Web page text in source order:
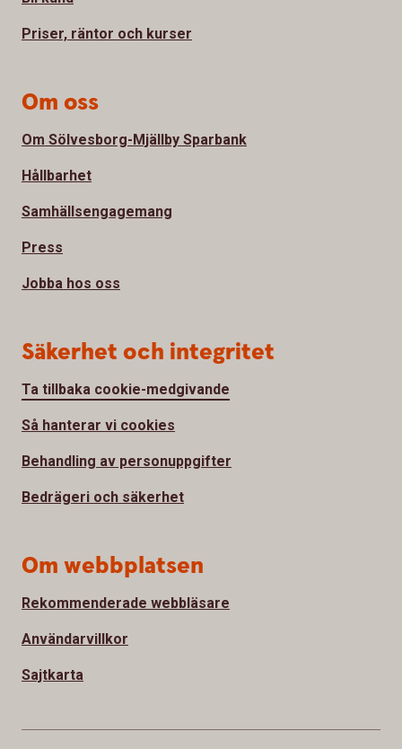
Priser, räntor och kurser
Om oss
Om Sölvesborg-Mjällby Sparbank
Hållbarhet
Samhällsengagemang
Press
Jobba hos oss
Säkerhet och integritet
Ta tillbaka cookie-medgivande
Så hanterar vi cookies
Behandling av personuppgifter
Bedrägeri och säkerhet
Om webbplatsen
Rekommenderade webbläsare
Användarvillkor
Sajtkarta